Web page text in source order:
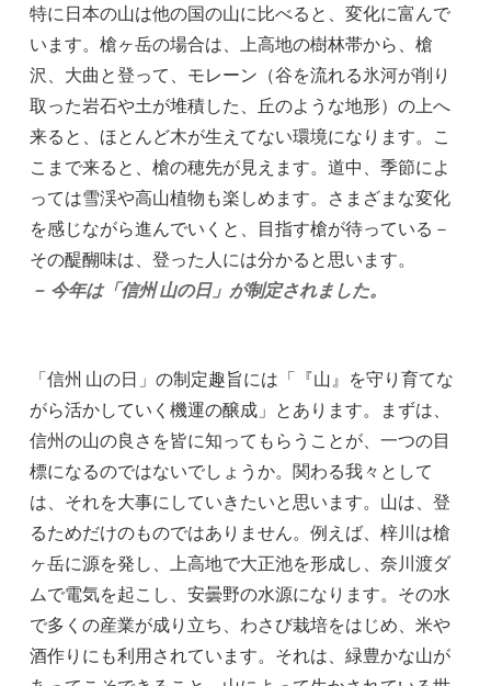
特に日本の山は他の国の山に比べると、変化に富んで
います。槍ヶ岳の場合は、上高地の樹林帯から、槍
沢、大曲と登って、モレーン（谷を流れる氷河が削り
取った岩石や土が堆積した、丘のような地形）の上へ
来ると、ほとんど木が生えてない環境になります。こ
こまで来ると、槍の穂先が見えます。道中、季節によ
っては雪渓や高山植物も楽しめます。さまざまな変化
を感じながら進んでいくと、目指す槍が待っている－
その醍醐味は、登った人には分かると思います。
－ 今年は「信州 山の日」が制定されました。
「信州 山の日」の制定趣旨には「『山』を守り育てな
がら活かしていく機運の醸成」とあります。まずは、
信州の山の良さを皆に知ってもらうことが、一つの目
標になるのではないでしょうか。関わる我々として
は、それを大事にしていきたいと思います。山は、登
るためだけのものではありません。例えば、梓川は槍
ヶ岳に源を発し、上高地で大正池を形成し、奈川渡ダ
ムで電気を起こし、安曇野の水源になります。その水
で多くの産業が成り立ち、わさび栽培をはじめ、米や
酒作りにも利用されています。それは、緑豊かな山が